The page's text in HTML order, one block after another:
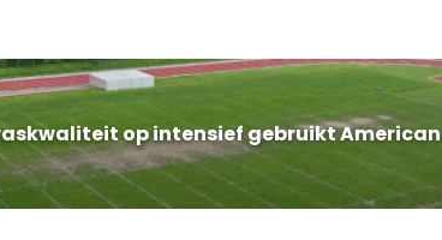
op intensief gebruikt American